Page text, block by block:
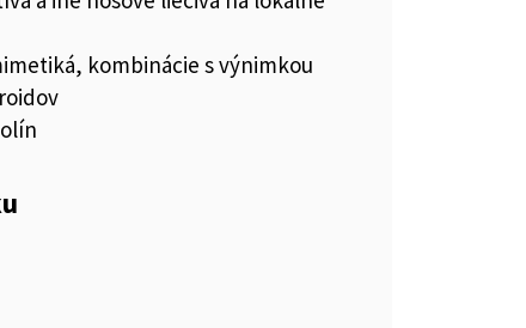
kombinácie s výnimkou